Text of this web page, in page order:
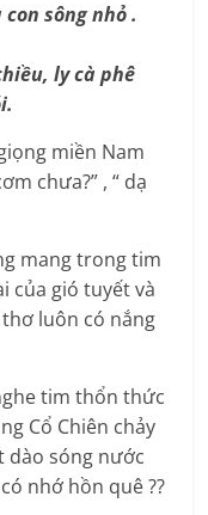
sông nhỏ .
cà phê
miền Nam
chưa?” , “ dạ
mang trong tim
của gió tuyết và
luôn có nắng
tim thổn thức
Cổ Chiên chảy
dào sóng nước
nhớ hồn quê ??